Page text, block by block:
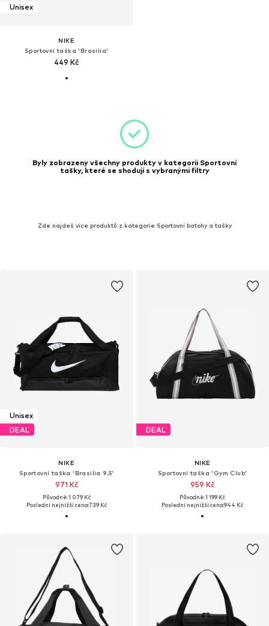
Unisex
NIKE
Sportovní taška 'Brasilia'
449 Kč
Byly zobrazeny všechny produkty v kategorii Sportovní
tašky, které se shodují s vybranými filtry
Zde najdeš více produktů z kategorie Sportovní batohy a tašky
Unisex
DEAL
NIKE
Sportovní taška 'Brasilia 9.5'
971 Kč
Původně: 1 079 Kč
Poslední nejnižší cena:739 Kč
DEAL
NIKE
Sportovní taška 'Gym Club'
959 Kč
Původně: 1 199 Kč
Poslední nejnižší cena:944 Kč